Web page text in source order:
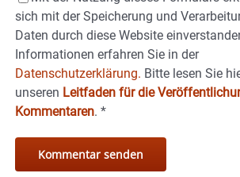
sich mit der Speicherung und
Daten durch diese Website
Informationen erfahren Sie in der
Datenschutzerklärung. Bitte lesen Sie
unseren Leitfaden für die
Kommentaren. *